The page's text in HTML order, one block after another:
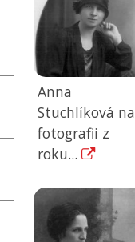
Anna
Stuchlíková na
fotografii z
roku...